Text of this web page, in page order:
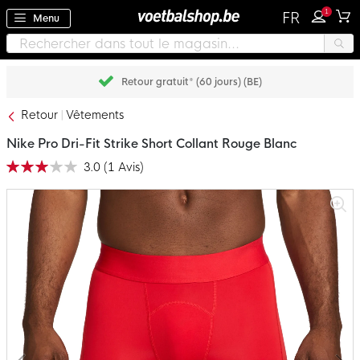
Menu FR 1
Retour gratuit* (60 jours) (BE)
Retour Vêtements
galerie
d’images
Nike Pro Dri-Fit Strike Short Collant Rouge Blanc
Notation: 3.0 (1 Avis)